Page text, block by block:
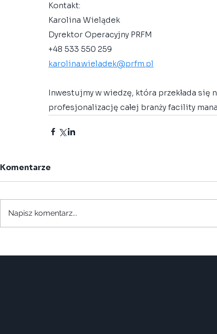
Kontakt:
Karolina Wielądek
Dyrektor Operacyjny PRFM
+48 533 550 259
karolina.wieladek@prfm.pl
Inwestujmy w wiedzę, która przekłada
profesjonalizację całej branży facility
Komentarze
Napisz komentarz...